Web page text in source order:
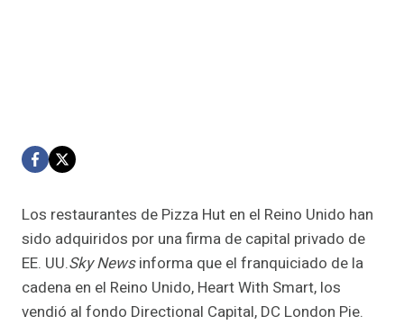
Los restaurantes de Pizza Hut en el Reino Unido han
sido adquiridos por una firma de capital privado de
EE. UU.Sky Newsinforma que el franquiciado de la
cadena en el Reino Unido, Heart With Smart, los
vendió al fondo Directional Capital, DC London Pie.